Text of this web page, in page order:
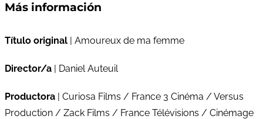
Más información
Título original | Amoureux de ma femme
Director/a | Daniel Auteuil
Productora | Curiosa Films / France 3 Cinéma / Versus
Production / Zack Films / France Télévisions / Cinémage